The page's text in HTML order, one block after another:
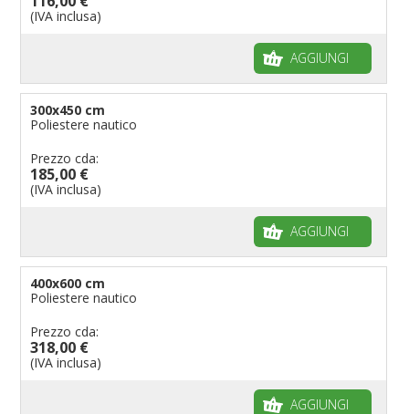
(IVA inclusa)
AGGIUNGI
300x450 cm
Poliestere nautico
Prezzo cda:
185,00 €
(IVA inclusa)
AGGIUNGI
400x600 cm
Poliestere nautico
Prezzo cda:
318,00 €
(IVA inclusa)
AGGIUNGI